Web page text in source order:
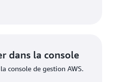
dans la console
console de gestion AWS.